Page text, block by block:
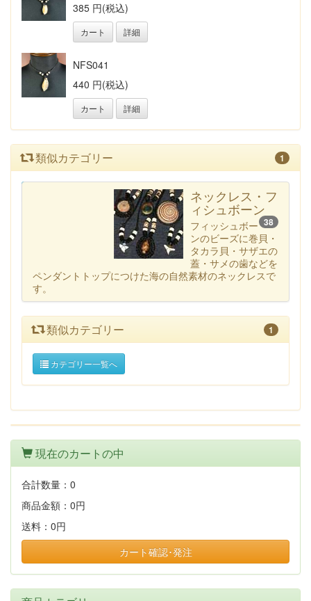
385 円(税込)
カート 詳細
NFS041
440 円(税込)
カート 詳細
類似カテゴリー 1
ネックレス・フ
ィシュボーン
38
フィッシュボー
ンのビーズに巻貝・
タカラ貝・サザエの
蓋・サメの歯などを
ペンダントトップにつけた海の自然素材のネックレスで
す。
類似カテゴリー 1
カテゴリー一覧へ
現在のカートの中
合計数量： 0
商品金額： 0円
送料： 0円
カート確認･発注